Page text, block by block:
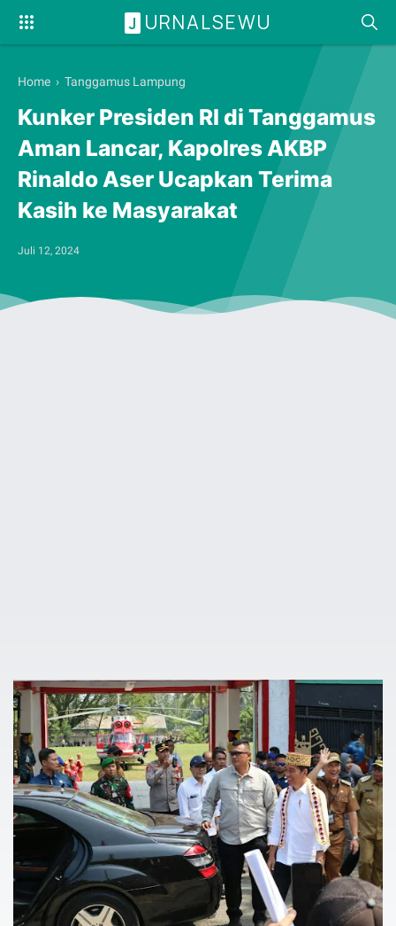
J URNALSEWU
Home › Tanggamus Lampung
Kunker Presiden RI di Tanggamus
Aman Lancar, Kapolres AKBP
Rinaldo Aser Ucapkan Terima
Kasih ke Masyarakat
Juli 12, 2024